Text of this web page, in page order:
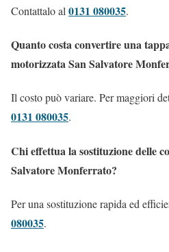
Contattalo al 0131 080035.
Quanto costa convertire una
motorizzata San Salvatore
Il costo può variare. Per maggiori
0131 080035.
Chi effettua la sostituzione delle
Salvatore Monferrato?
Per una sostituzione rapida ed
080035.